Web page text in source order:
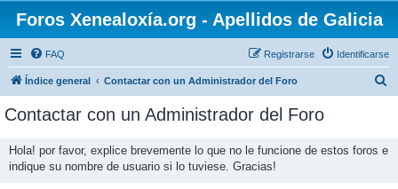
Foros Xenealoxía.org - Apellidos de Galicia
FAQ Identificarse
Registrarse
Índice general Contactar con un Administrador del Foro
Contactar con un Administrador del Foro
Hola! por favor, explice brevemente lo que no le funcione de estos foros e
indique su nombre de usuario si lo tuviese. Gracias!